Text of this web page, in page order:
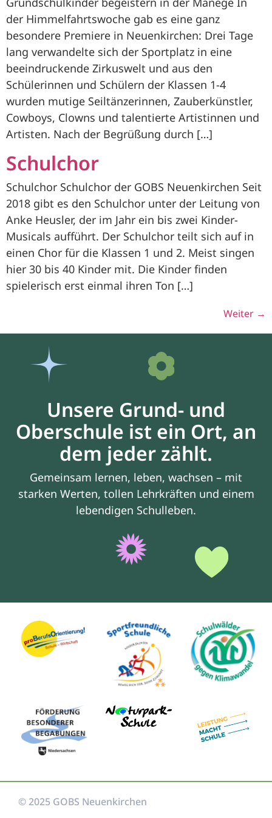
der Himmelfahrtswoche gab es eine ganz
besondere Premiere in Neuenkirchen: Drei Tage
lang verwandelte sich der Sportplatz in eine
beeindruckende Zirkuswelt und aus den
Schülerinnen und Schülern der Klassen 1-4
wurden mutige Seiltänzerinnen, Zauberkünstler,
Cowboys, Clowns und talentierte Artistinnen und
Artisten. Nach der Begrüßung durch […]
Schulchor
Schulchor Schulchor der GOBS Neuenkirchen Seit
2018 gibt es den Schulchor unter der Leitung von
Anke Heusler, der im Jahr ein bis zwei Kinder-
Musicals aufführt. Der Schulchor teilt sich auf in
einen Chor für die Klassen 1 und 2. Meist singen
hier 30 bis 40 Kinder mit. Die Kinder finden
spielerisch erst einmal ihren Ton […]
Weiter →
Unsere Grund- und
Oberschule ist ein Ort, an
dem jeder zählt.
Gemeinsam lernen, leben, wachsen – mit
starken Werten, tollen Lehrkräften und einem
lebendigen Schulleben.
© 2025 GOBS Neuenkirchen